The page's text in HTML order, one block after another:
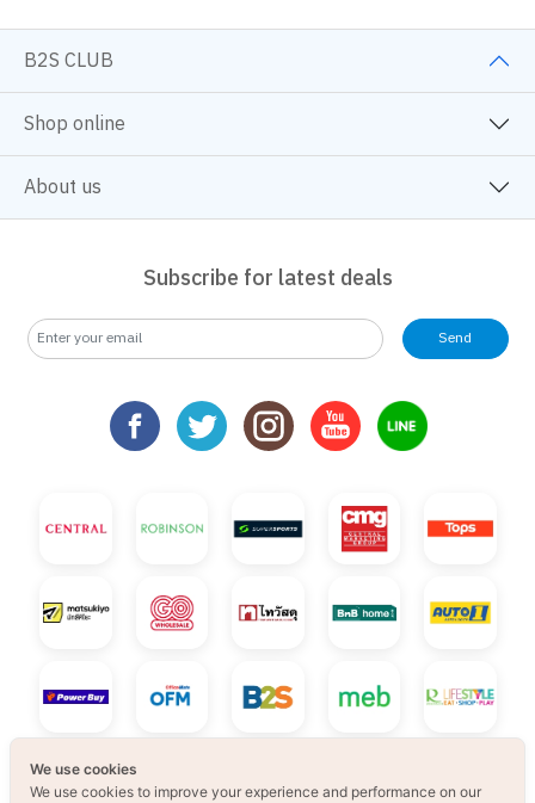
B2S CLUB
Shop online
About us
Subscribe for latest deals
Send
We use cookies
We use cookies to improve your experience and performance on our